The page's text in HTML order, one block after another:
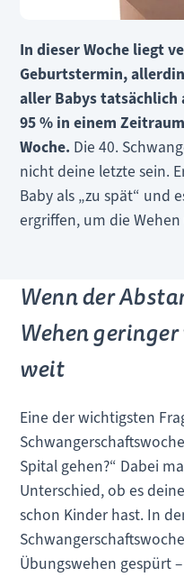
In dieser Woche liegt
Geburtstermin,
aller Babys tatsächlich
95 % in einem
Woche. Die 40.
nicht deine letzte sein.
Baby als „zu spät“ und
ergriffen, um die
Wenn der
Wehen
weit
Eine der wichtigsten
Spital gehen?“ Dabei
Unterschied, ob es
schon Kinder hast. In
Übungswehen gespürt